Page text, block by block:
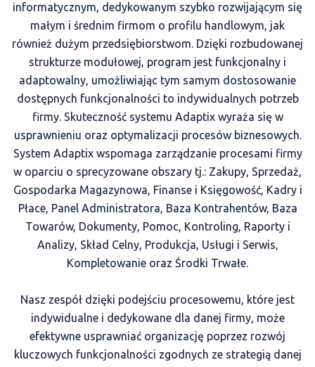
informatycznym, dedykowanym szybko rozwijającym się
małym i średnim firmom o profilu handlowym, jak
również dużym przedsiębiorstwom. Dzięki rozbudowanej
strukturze modułowej, program jest funkcjonalny i
adaptowalny, umożliwiając tym samym dostosowanie
dostępnych funkcjonalności to indywidualnych potrzeb
firmy. Skuteczność systemu Adaptix wyraża się w
usprawnieniu oraz optymalizacji procesów biznesowych.
System Adaptix wspomaga zarządzanie procesami firmy
w oparciu o sprecyzowane obszary tj.: Zakupy, Sprzedaż,
Gospodarka Magazynowa, Finanse i Księgowość, Kadry i
Płace, Panel Administratora, Baza Kontrahentów, Baza
Towarów, Dokumenty, Pomoc, Kontroling, Raporty i
Analizy, Skład Celny, Produkcja, Usługi i Serwis,
Kompletowanie oraz Środki Trwałe.
Nasz zespół dzięki podejściu procesowemu, które jest
indywidualne i dedykowane dla danej firmy, może
efektywne usprawniać organizację poprzez rozwój
kluczowych funkcjonalności zgodnych ze strategią danej